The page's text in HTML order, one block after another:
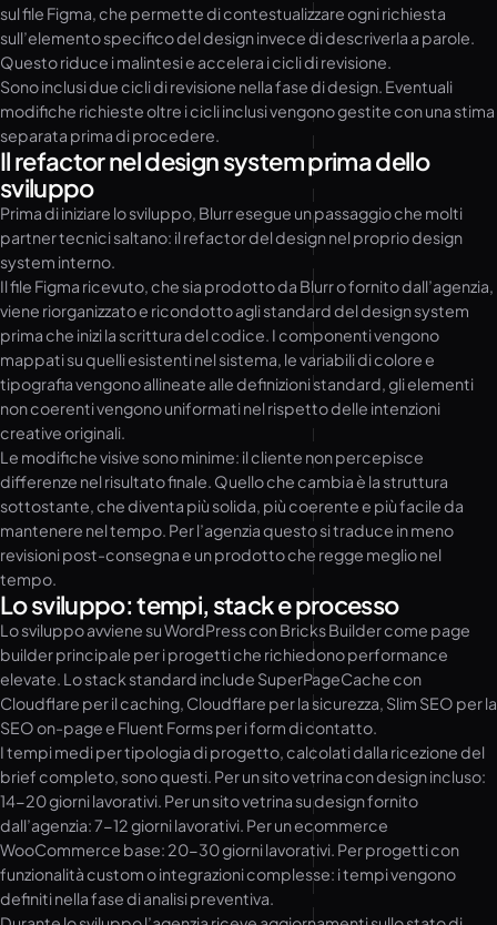
sul file Figma, che permette di contestualizzare ogni richiesta
sull’elemento specifico del design invece di descriverla a parole.
Questo riduce i malintesi e accelera i cicli di revisione.
Sono inclusi due cicli di revisione nella fase di design. Eventuali
modifiche richieste oltre i cicli inclusi vengono gestite con una stima
separata prima di procedere.
Il refactor nel design system prima dello
sviluppo
Prima di iniziare lo sviluppo, Blurr esegue un passaggio che molti
partner tecnici saltano: il refactor del design nel proprio design
system interno.
Il file Figma ricevuto, che sia prodotto da Blurr o fornito dall’agenzia,
viene riorganizzato e ricondotto agli standard del design system
prima che inizi la scrittura del codice. I componenti vengono
mappati su quelli esistenti nel sistema, le variabili di colore e
tipografia vengono allineate alle definizioni standard, gli elementi
non coerenti vengono uniformati nel rispetto delle intenzioni
creative originali.
Le modifiche visive sono minime: il cliente non percepisce
differenze nel risultato finale. Quello che cambia è la struttura
sottostante, che diventa più solida, più coerente e più facile da
mantenere nel tempo. Per l’agenzia questo si traduce in meno
revisioni post-consegna e un prodotto che regge meglio nel
tempo.
Lo sviluppo: tempi, stack e processo
Lo sviluppo avviene su WordPress con Bricks Builder come page
builder principale per i progetti che richiedono performance
elevate. Lo stack standard include SuperPageCache con
Cloudflare per il caching, Cloudflare per la sicurezza, Slim SEO per la
SEO on-page e Fluent Forms per i form di contatto.
I tempi medi per tipologia di progetto, calcolati dalla ricezione del
brief completo, sono questi. Per un sito vetrina con design incluso:
14-20 giorni lavorativi. Per un sito vetrina su design fornito
dall’agenzia: 7-12 giorni lavorativi. Per un ecommerce
WooCommerce base: 20-30 giorni lavorativi. Per progetti con
funzionalità custom o integrazioni complesse: i tempi vengono
definiti nella fase di analisi preventiva.